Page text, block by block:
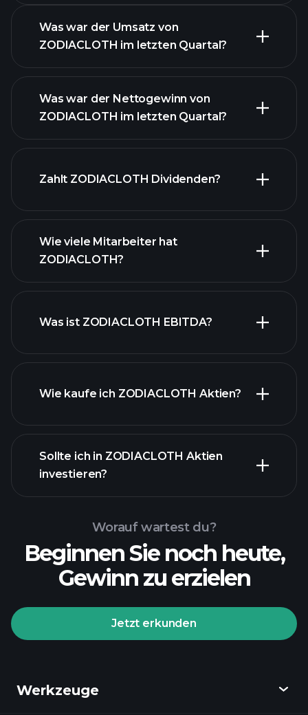
ZODIACLOTH Gewinnen
Was war der Umsatz von
ZODIACLOTH im letzten Quartal?
ZODIACLOTH
Was war der Nettogewinn von
ZODIACLOTH im letzten Quartal?
finanzielle Berichte ZODIACLOTH
Zahlt ZODIACLOTH Dividenden?
Wie viele Mitarbeiter hat
ZODIACLOTH?
Was ist ZODIACLOTH EBITDA?
Wie kaufe ich ZODIACLOTH Aktien?
Sollte ich in ZODIACLOTH Aktien
investieren?
Worauf wartest du?
Beginnen Sie noch heute,
Gewinn zu erzielen
Jetzt erkunden
Werkzeuge